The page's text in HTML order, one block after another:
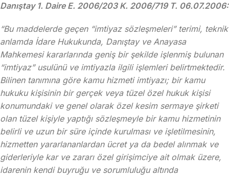
Danıştay 1. Daire E. 2006/203 K. 2006/719 T. 06.07.2006:
“Bu maddelerde geçen “imtiyaz sözleşmeleri” terimi, teknik
anlamda İdare Hukukunda, Danıştay ve Anayasa
Mahkemesi kararlarında geniş bir şekilde işlenmiş bulunan
“imtiyaz” usulünü ve imtiyazla ilgili işlemleri belirtmektedir.
Bilinen tanımına göre kamu hizmeti imtiyazı; bir kamu
hukuku kişisinin bir gerçek veya tüzel özel hukuk kişisi
konumundaki ve genel olarak özel kesim sermaye şirketi
olan tüzel kişiyle yaptığı sözleşmeyle bir kamu hizmetinin
belirli ve uzun bir süre içinde kurulması ve işletilmesinin,
hizmetten yararlananlardan ücret ya da bedel alınmak ve
giderleriyle kar ve zararı özel girişimciye ait olmak üzere,
idarenin kendi buyruğu ve sorumluluğu altında